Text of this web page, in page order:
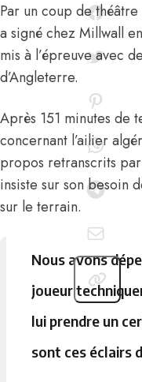
Par un coup de
a signé chez Millwall
mis à l’épreuve avec
d’Angleterre.
Après 151 minutes de
concernant l’ailier
propos retranscrits par
insiste sur son besoin
sur le terrain.
Nous avons
joueur
lui prendre un
sont ces éclairs